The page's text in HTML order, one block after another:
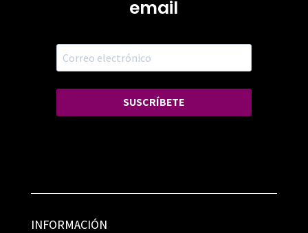
email
SUSCRÍBETE
INFORMACIÓN